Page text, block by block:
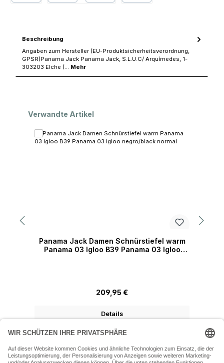
Beschreibung
Angaben zum Hersteller (EU-Produktsicherheitsverordnung,
GPSR)Panama Jack Panama Jack, S.L.U.C/ Arquímedes, 1-
303203 Elche (… Mehr
Produktgalerie überspringen
Verwandte Artikel
Panama Jack Damen Schnürstiefel warm
Panama 03 Igloo B39 Panama 03 Igloo
Regulärer Preis:
209,95 €
Details
07243 54050 (Mo-Fr: 9.30 - 18:30 Uhr Sa: 9:30 - 16 Uhr)